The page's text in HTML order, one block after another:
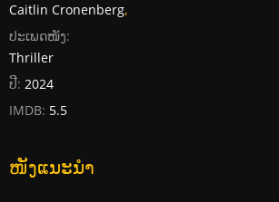
Caitlin Cronenberg,
ປະເພດໜັງ:
Thriller
ປີ: 2024
IMDB: 5.5
ໜັງແນະນໍາ